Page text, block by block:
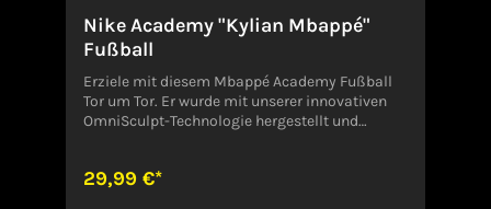
Nike Academy "Kylian Mbappé"
Fußball
Erziele mit diesem Mbappé Academy Fußball
Tor um Tor. Er wurde mit unserer innovativen
OmniSculpt-Technologie hergestellt und
ermöglichen. Gezeigte Farbe: Weiß/Plum
29,99 €*